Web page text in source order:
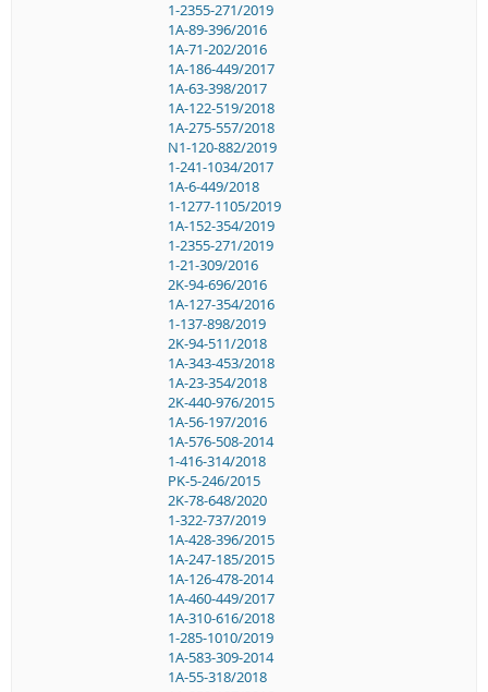
1-2355-271/2019
1A-89-396/2016
1A-71-202/2016
1A-186-449/2017
1A-63-398/2017
1A-122-519/2018
1A-275-557/2018
N1-120-882/2019
1-241-1034/2017
1A-6-449/2018
1-1277-1105/2019
1A-152-354/2019
1-2355-271/2019
1-21-309/2016
2K-94-696/2016
1A-127-354/2016
1-137-898/2019
2K-94-511/2018
1A-343-453/2018
1A-23-354/2018
2K-440-976/2015
1A-56-197/2016
1A-576-508-2014
1-416-314/2018
PK-5-246/2015
2K-78-648/2020
1-322-737/2019
1A-428-396/2015
1A-247-185/2015
1A-126-478-2014
1A-460-449/2017
1A-310-616/2018
1-285-1010/2019
1A-583-309-2014
1A-55-318/2018